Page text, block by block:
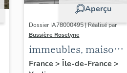
Aperçu
Dossier IA78000495 | Réalisé par
Bussière Roselyne
immeubles, maisons,
fermes
France > Île-de-France >